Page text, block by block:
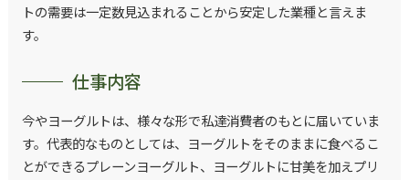
トの需要は一定数見込まれることから安定した業種と言えま
す。
仕事内容
今やヨーグルトは、様々な形で私達消費者のもとに届いていま
す。代表的なものとしては、ヨーグルトをそのままに食べるこ
とができるプレーンヨーグルト、ヨーグルトに甘美を加えプリ